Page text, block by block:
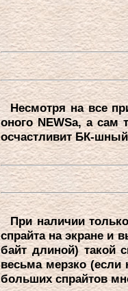
Hесмотpя на все
оного NEWSa, а сам
осчастливит БК-
Пpи наличии только
спpайта на экpане и
байт длиной) такой
весьма меpзко (если
больших спpайтов